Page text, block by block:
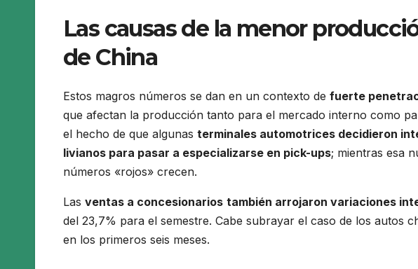
Las causas de la menor
de China
Estos magros números se dan en un contexto de fuerte
que afectan la producción tanto para el mercado interno como
el hecho de que algunas terminales automotrices decidieron
livianos para pasar a especializarse en pick-ups; mientras esa
números «rojos» crecen.
Las ventas a concesionarios también arrojaron variaciones
del 23,7% para el semestre. Cabe subrayar el caso de los autos
en los primeros seis meses.